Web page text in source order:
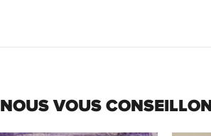
NOUS VOUS